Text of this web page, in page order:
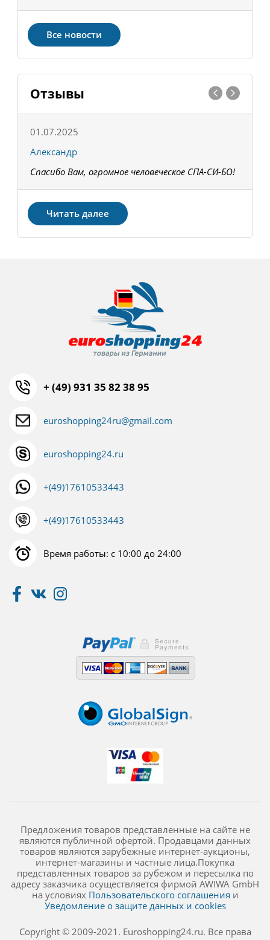
Все новости
Отзывы
01.07.2025
Александр
Спасибо Вам, огромное человеческое СПА-СИ-БО!
Читать далее
+ (49) 931 35 82 38 95
euroshopping24ru@gmail.com
euroshopping24.ru
+(49)17610533443
+(49)17610533443
Время работы: с 10:00 до 24:00
Предложения товаров представленные на сайте не
являются публичной офертой. Продавцами данных
товаров являются зарубежные интернет-аукционы,
интернет-магазины и частные лица.Покупка
представленных товаров за рубежом и пересылка по
адресу заказчика осуществляется фирмой AWIWA GmbH
на условиях Пользовательского соглашения и
Уведомление о защите данных и cookies
Copyright © 2009-2021. Euroshopping24.ru. Все права